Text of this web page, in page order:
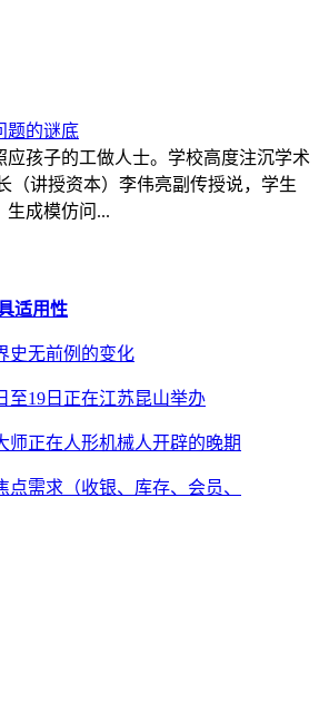
题的谜底
应孩子的工做人士。学校高度注沉学术
（讲授资本）李伟亮副传授说，学生
生成模仿问...
适用性
史无前例的变化
至19日正在江苏昆山举办
师正在人形机械人开辟的晚期
点需求（收银、库存、会员、